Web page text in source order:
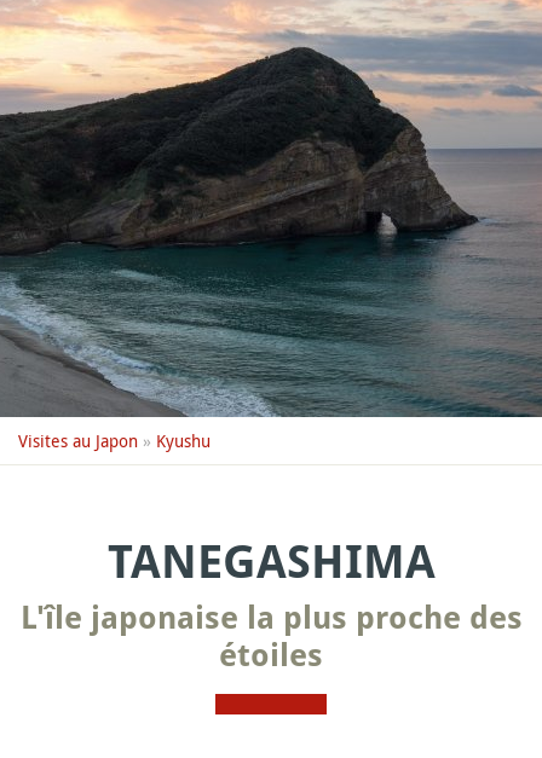
Visites au Japon » Kyushu
TANEGASHIMA
L'île japonaise la plus proche des
étoiles